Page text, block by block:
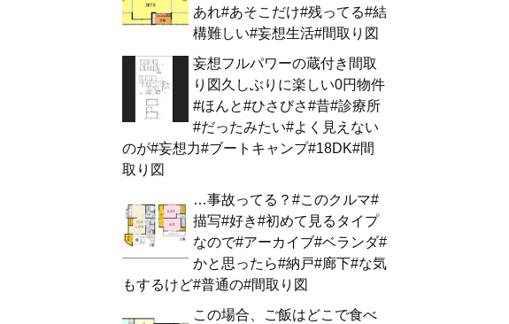
あれ#あそこだけ#残ってる#結
構難しい#妄想生活#間取り図
妄想フルパワーの蔵付き間取
り図久しぶりに楽しい0円物件
#ほんと#ひさびさ#昔#診療所
#だったみたい#よく見えない
のが#妄想力#ブートキャンプ#18DK#間
取り図
…事故ってる？#このクルマ#
描写#好き#初めて見るタイプ
なので#アーカイブ#ベランダ#
かと思ったら#納戸#廊下#な気
もするけど#普通の#間取り図
この場合、ご飯はどこで食べ